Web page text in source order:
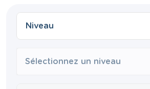
Sélectionnez un niveau